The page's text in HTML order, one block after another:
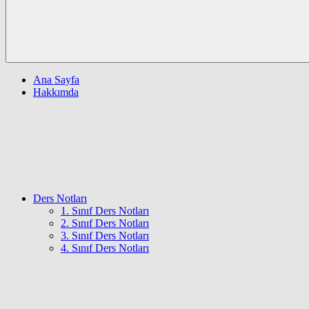
Ana Sayfa
Hakkımda
Ders Notları
1. Sınıf Ders Notları
2. Sınıf Ders Notları
3. Sınıf Ders Notları
4. Sınıf Ders Notları